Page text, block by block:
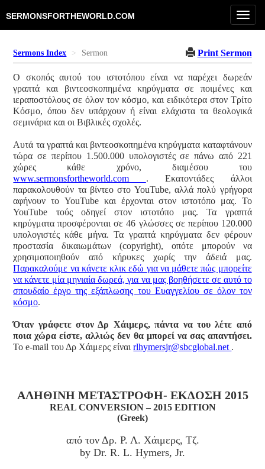
SERMONSFORTHEWORLD.COM
Sermons Index Sermon Print Sermon
Ο σκοπός αυτού του ιστοτόπου είναι να παρέχει δωρεάν
γραπτά και βιντεοσκοπημένα κηρύγματα σε ποιμένες και
ιεραποστόλους σε όλον τον κόσμο, και ειδικότερα στον Τρίτο
Κόσμο, όπου δεν υπάρχουν ή είναι ελάχιστα τα θεολογικά
σεμινάρια και οι Βιβλικές σχολές.
Αυτά τα γραπτά και βιντεοσκοπημένα κηρύγματα καταφτάνουν
τώρα σε περίπου 1.500.000 υπολογιστές σε πάνω από 221
χώρες κάθε χρόνο, διαμέσου του
www.sermonsfortheworld.com . Εκατοντάδες άλλοι
παρακολουθούν τα βίντεο στο YouTube, αλλά πολύ γρήγορα
αφήνουν το YouTube και έρχονται στον ιστοτόπο μας. Το
YouTube τούς οδηγεί στον ιστοτόπο μας. Τα γραπτά
κηρύγματα προσφέρονται σε 46 γλώσσες σε περίπου 120.000
υπολογιστές κάθε μήνα. Τα γραπτά κηρύγματα δεν φέρουν
προστασία δικαιωμάτων (copyright), οπότε μπορούν να
χρησιμοποιηθούν από κήρυκες χωρίς την άδειά μας.
Παρακαλούμε να κάνετε κλικ εδώ για να μάθετε πώς μπορείτε
να κάνετε μία μηνιαία δωρεά, για να μας βοηθήσετε σε αυτό το
σπουδαίο έργο της εξάπλωσης του Ευαγγελίου σε όλον τον
κόσμο.
Όταν γράφετε στον Δρ Χάιμερς, πάντα να του λέτε από
ποια χώρα είστε, αλλιώς δεν θα μπορεί να σας απαντήσει.
Το e-mail του Δρ Χάιμερς είναιrlhymersjr@sbcglobal.net .
ΑΛΗΘΙΝΗ ΜΕΤΑΣΤΡΟΦΗ- ΕΚΔΟΣΗ 2015
REAL CONVERSION – 2015 EDITION
(Greek)
από τον Δρ. Ρ. Λ. Χάιμερς, Τζ.
by Dr. R. L. Hymers, Jr.